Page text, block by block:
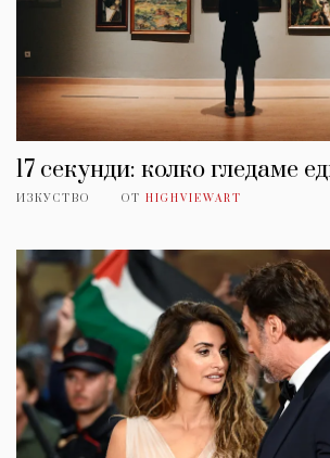
17 секунди: колко гледаме
ИЗКУСТВО ОТ HIGHVIEWART